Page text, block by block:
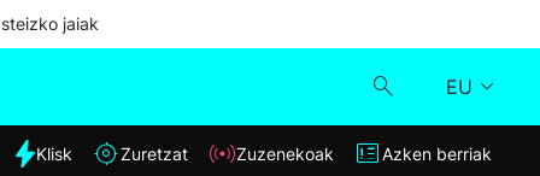
jaiak
EU
Klisk
Klisk Zuretzat Zuzenekoak Azken berriak